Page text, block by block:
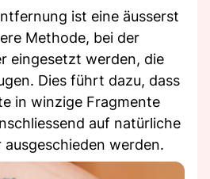
ist eine äusserst
Methode, bei der
eingesetzt werden, die
Dies führt dazu, dass
in winzige Fragmente
auf natürliche
ausgeschieden werden.